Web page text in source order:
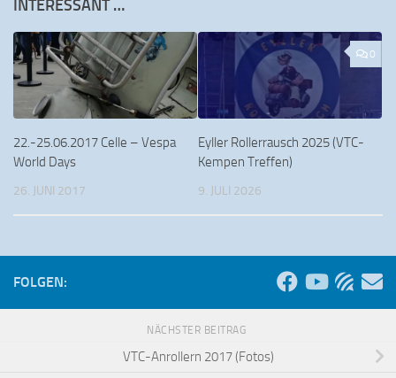
INTERESSANT …
22.-25.06.2017 Celle – Vespa
World Days
26. JUNI 2017
0
Eyller Rollerrausch 2025 (VTC-
Kempen Treffen)
9. JULI 2026
FOLGEN:
NÄCHSTER BEITRAG
VTC-Anrollern 2017 (Fotos)